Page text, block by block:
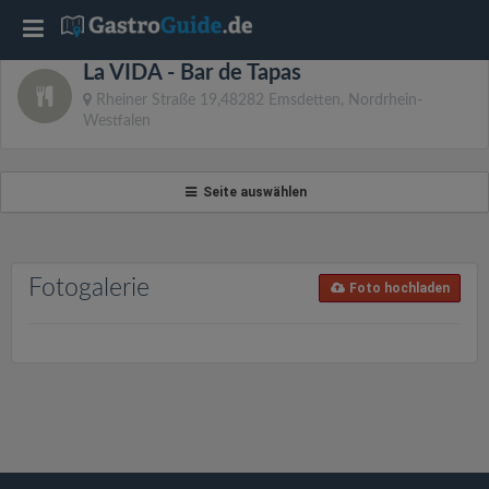
La VIDA - Bar de Tapas
Rheiner Straße 19,48282 Emsdetten, Nordrhein-
Westfalen
Seite auswählen
Fotogalerie Foto hochladen
T
o